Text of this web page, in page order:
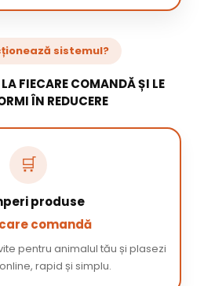
sistemul?
FIECARE COMANDĂ ȘI LE
ÎN REDUCERE
🛒
produse
comandă
pentru animalul tău și plasezi
rapid și simplu.